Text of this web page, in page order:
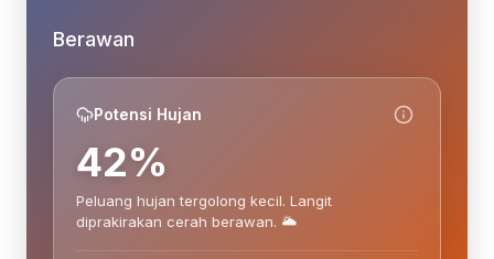
Berawan
Potensi Hujan
42%
Peluang hujan tergolong kecil. Langit
diprakirakan cerah berawan. 🌥️